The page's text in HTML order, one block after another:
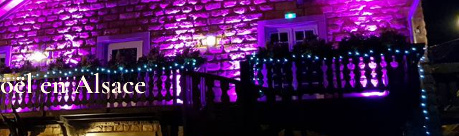
en Alsace